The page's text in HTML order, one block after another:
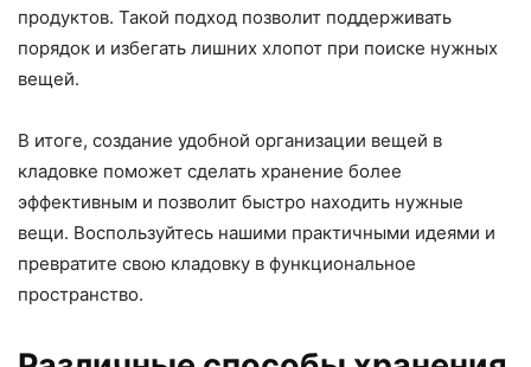
продуктов. Такой подход позволит поддерживать
порядок и избегать лишних хлопот при поиске нужных
вещей.
В итоге, создание удобной организации вещей в
кладовке поможет сделать хранение более
эффективным и позволит быстро находить нужные
вещи. Воспользуйтесь нашими практичными идеями и
превратите свою кладовку в функциональное
пространство.